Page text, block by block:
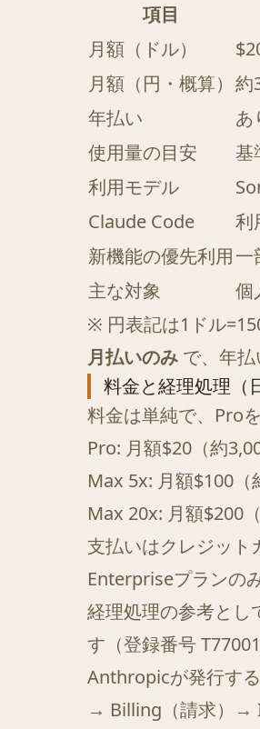
項目
月額（ドル）
月額（円・概算） 約
年払い
あ
使用量の目安
基
利用モデル
Claude Code
利
新機能の優先利用一
主な対象
個
※ 円表記は1ドル
月払いのみ で、年
料金と経理処理（
料金は単純で、Pro
Pro: 月額$20（約
Max 5x: 月額$100（
Max 20x: 月額$200
支払いはクレジッ
Enterpriseプランの
経理処理の参考とし
す（登録番号
Anthropicが発行す
→ Billing（請求）→